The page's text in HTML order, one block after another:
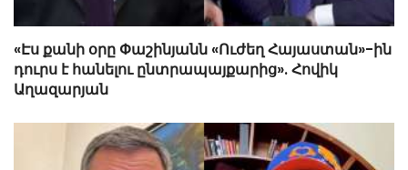
«Էս քանի օրը Փաշինյանն «Ուժեղ Հայաստան»-ին
դուրս է հանելու ընտրապայքարից». Հովիկ
Աղազարյան